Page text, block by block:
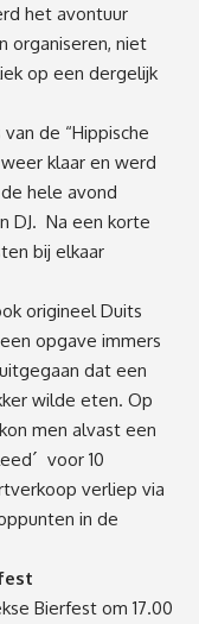
het avontuur
organiseren, niet
op een dergelijk
de “Hippische
klaar en werd
hele avond
DJ. Na een korte
bij elkaar
origineel Duits
opgave immers
dat een
wilde eten. Op
kon men alvast een
voor 10
verliep via
in de
Bierfest om 17.00